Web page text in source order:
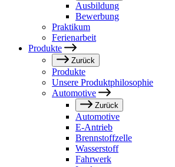
Ausbildung
Bewerbung
Praktikum
Ferienarbeit
Produkte
Zurück
Produkte
Unsere Produktphilosophie
Automotive
Zurück
Automotive
E-Antrieb
Brennstoffzelle
Wasserstoff
Fahrwerk